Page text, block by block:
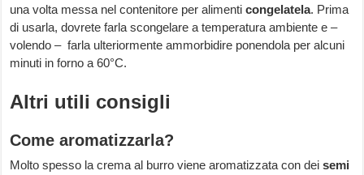
una volta messa nel contenitore per alimenticongelatela. Prima
di usarla, dovrete farla scongelare a temperatura ambiente e –
volendo – farla ulteriormente ammorbidire ponendola per alcuni
minuti in forno a 60°C.
Altri utili consigli
Come aromatizzarla?
Molto spesso la crema al burro viene aromatizzata con deisemi